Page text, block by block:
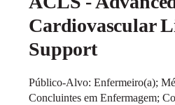
Cardiovascular
Support
Público-Alvo: Enfermeiro(a);
Concluintes em Enfermagem;